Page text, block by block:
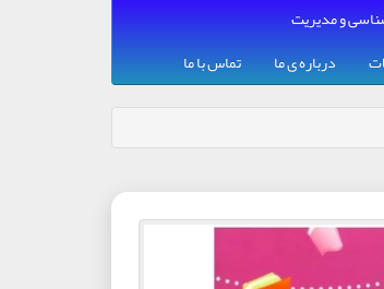
و مدیریت
درباره ی ما تماس با ما